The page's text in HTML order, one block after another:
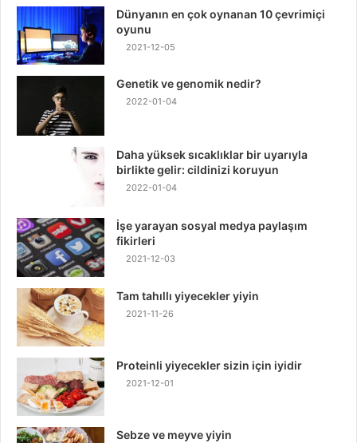
Dünyanın en çok oynanan 10 çevrimiçi
oyunu
2021-12-05
Genetik ve genomik nedir?
2022-01-04
Daha yüksek sıcaklıklar bir uyarıyla
birlikte gelir: cildinizi koruyun
2022-01-04
İşe yarayan sosyal medya paylaşım
fikirleri
2021-12-03
Tam tahıllı yiyecekler yiyin
2021-11-26
Proteinli yiyecekler sizin için iyidir
2021-12-01
Sebze ve meyve yiyin